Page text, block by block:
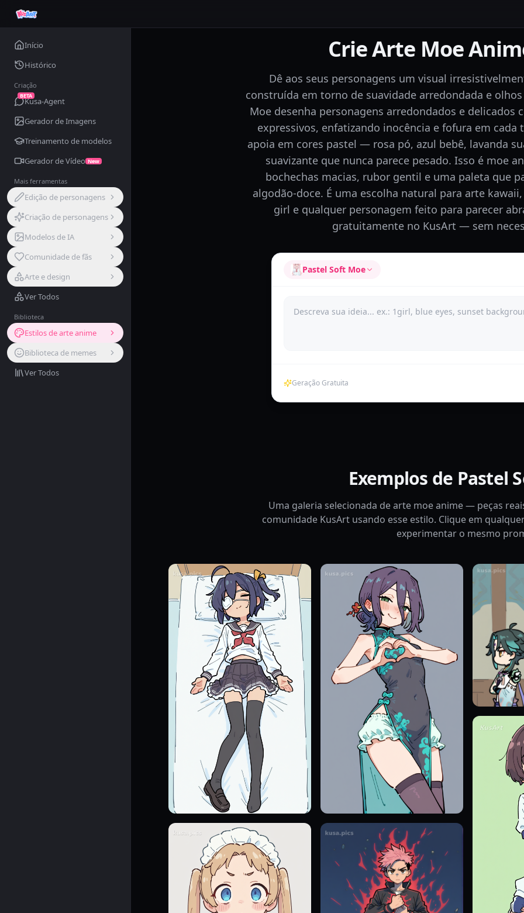
Início
Histórico
Criação
BETA
Kusa-Agent
Gerador de Imagens
Treinamento de modelos
Gerador de Vídeo New
Mais ferramentas
Edição de personagens
Criação de personagens
Modelos de IA
Comunidade de fãs
Arte e design
Ver Todos
Biblioteca
Estilos de arte anime
Biblioteca de memes
Ver Todos
Crie Arte Moe
Dê aos seus personagens um visual
construída em torno de suavidade arredondada e
Moe desenha personagens arredondados e delicados
expressivos, enfatizando inocência e fofura em cada
apoia em cores pastel — rosa pó, azul bebê, lavanda
suavizante que nunca parece pesado. Isso é moe
bochechas macias, rubor gentil e uma paleta que
algodão-doce. É uma escolha natural para arte
girl e qualquer personagem feito para parecer
gratuitamente no KusArt — sem
Pastel Soft Moe
Geração Gratuita
Exemplos de Pastel
Uma galeria selecionada de arte moe anime — peças
comunidade KusArt usando esse estilo. Clique em
experimentar o mesmo